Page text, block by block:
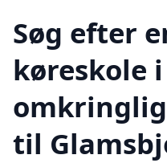
Søg efter
køreskole
til